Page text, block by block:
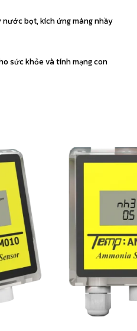
nước bọt, kích ứng màng nhầy
sức khỏe và tính mạng con